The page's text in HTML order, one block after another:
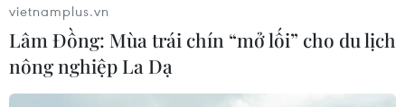
vietnamplus.vn
Lâm Đồng: Mùa trái chín “mở lối” cho du lịch
nông nghiệp La Dạ